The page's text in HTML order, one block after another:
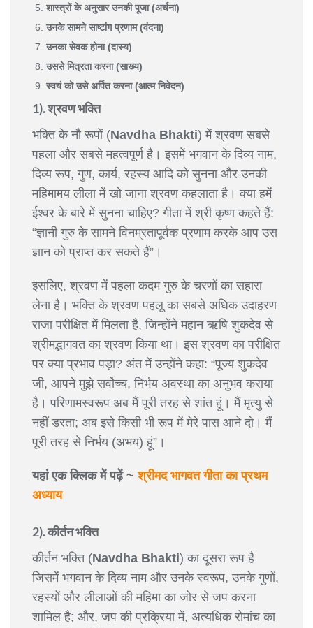
शास्त्रों के अनुसार उनकी पूजा (अर्चना)
उनके सामने साष्टांग प्रणाम (वंदना)
उनका सेवक होना (दास्य)
उससे मित्रता करना (साख्य)
स्वयं को उसे अर्पित करना (आत्म निवेदन)
1). श्रवण भक्ति
भक्ति के नौ रूपों (Navdha Bhakti) में श्रवण सबसे
पहला और सबसे महत्वपूर्ण है। इसमें भगवान के दिव्य नाम,
दिव्य रूप, गुण, कार्य, रहस्य आदि को सुनना और उनकी
महिमामय लीला में खो जाना श्रवण कहलाता है। क्या हमें
ईश्वर के बारे में सुनना चाहिए? गीता में श्री कृष्ण कहते हैं:
“ज्ञानी गुरु के सामने विनम्रतापूर्वक प्रणाम करके आप उस
ज्ञान को प्राप्त कर सकते हैं”।
इसलिए, श्रवण में पहला कदम गुरु के चरणों का सहारा
लेना है। भक्ति के श्रवण पहलू का सबसे अधिक उदाहरण
राजा परीक्षित में मिलता है, जिन्होंने महान ऋषि शुकदेव से
श्रीमद्भागवत का श्रवण किया था। इस श्रवण का परीक्षित
पर क्या प्रभाव पड़ा? अंत में उन्होंने कहा: “पूज्य शुकदेव
जी, आपने मुझे सर्वोच्च, निर्भय अवस्था का अनुभव कराया
है। परिणामस्वरूप अब मैं पूरी तरह से शांत हूं। मैं मृत्यु से
नहीं डरता; अब इसे किसी भी रूप में मेरे पास आने दो। मैं
पूरी तरह से निर्भय (अभय) हूं”।
यहां एक क्लिक में पढ़ें ~श्रीमद भागवत गीता का प्रथम
अध्याय
2). कीर्तन भक्ति
कीर्तन भक्ति (Navdha Bhakti) का दूसरा रूप है
जिसमें भगवान के दिव्य नाम और उनके स्वरूप, उनके गुणों,
रहस्यों और लीलाओं की महिमा का जोर से जप करना
शामिल है; और, जप की प्रक्रिया में, अत्यधिक रोमांच का